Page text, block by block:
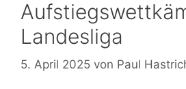
Landesliga
5. April 2025 von Paul